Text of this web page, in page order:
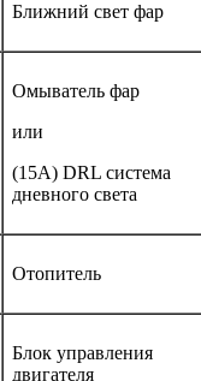
Ближний свет фар
Омыватель фар
или
(15A) DRL система
дневного света
Отопитель
Блок управления
двигателя